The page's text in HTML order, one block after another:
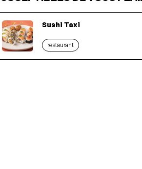
Sushi Taxi
restaurant